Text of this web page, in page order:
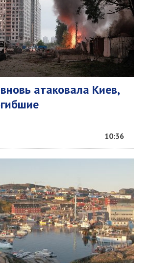
атаковала Киев,
10:36